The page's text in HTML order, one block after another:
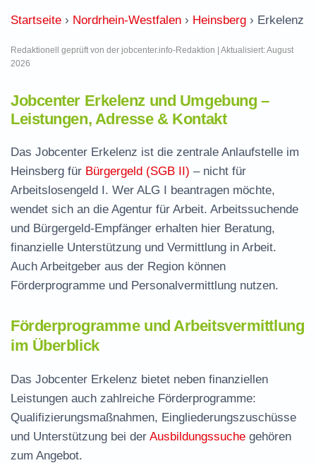
Startseite › Nordrhein-Westfalen › Heinsberg › Erkelenz
Redaktionell geprüft von der jobcenter.info-Redaktion | Aktualisiert: August
2026
Jobcenter Erkelenz und Umgebung –
Leistungen, Adresse & Kontakt
Das Jobcenter Erkelenz ist die zentrale Anlaufstelle im
Heinsberg für Bürgergeld (SGB II) – nicht für
Arbeitslosengeld I. Wer ALG I beantragen möchte,
wendet sich an die Agentur für Arbeit. Arbeitssuchende
und Bürgergeld-Empfänger erhalten hier Beratung,
finanzielle Unterstützung und Vermittlung in Arbeit.
Auch Arbeitgeber aus der Region können
Förderprogramme und Personalvermittlung nutzen.
Förderprogramme und Arbeitsvermittlung
im Überblick
Das Jobcenter Erkelenz bietet neben finanziellen
Leistungen auch zahlreiche Förderprogramme:
Qualifizierungsmaßnahmen, Eingliederungszuschüsse
und Unterstützung bei der Ausbildungssuche gehören
zum Angebot.